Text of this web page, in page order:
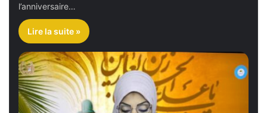
l’anniversaire…
Lire la suite »